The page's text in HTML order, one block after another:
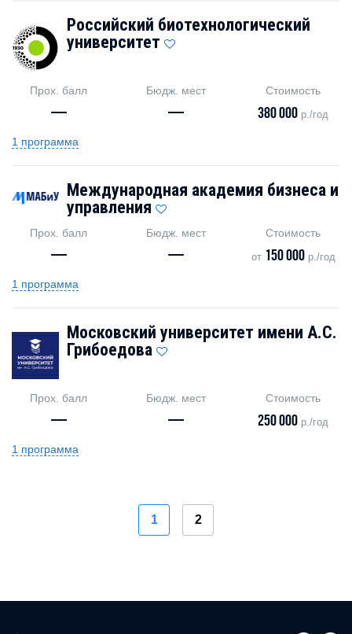
Российский биотехнологический
университет
Прох. балл
—
Бюдж. мест
—
Стоимость
380 000 р./год
1 программа
Международная академия бизнеса и
управления
Прох. балл
—
Бюдж. мест
—
Стоимость
от 150 000р./год
1 программа
Московский университет имени А.С.
Грибоедова
Прох. балл
—
Бюдж. мест
—
Стоимость
250 000 р./год
1 программа
1 2